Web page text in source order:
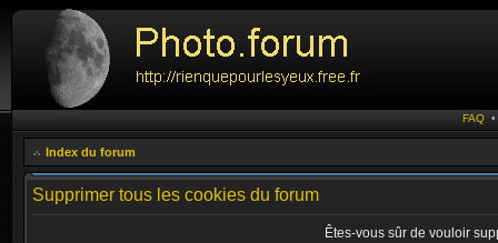
FAQ
Index du forum
Supprimer tous les cookies du forum
Êtes-vous sûr de vouloir